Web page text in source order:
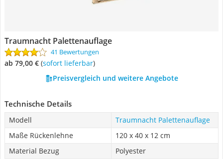
Traumnacht Palettenauflage
41 Bewertungen
ab 79,00 € ( Sofort lieferbar)
Preisvergleich und weitere Angebote
Technische Details
Modell
Traumnacht Palettenauflage
Maße Rückenlehne
120 x 40 x 12 cm
Material Bezug
Polyester